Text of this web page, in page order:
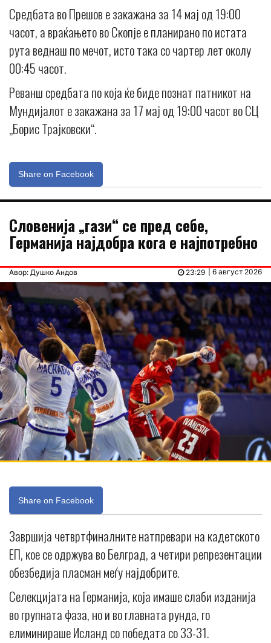
Средбата во Прешов е закажана за 14 мај од 19:00
часот, а враќањето во Скопје е планирано по истата
рута веднаш по мечот, исто така со чартер лет околу
00:45 часот.
Реванш средбата по која ќе биде познат патникот на
Мундијалот е закажана за 17 мај од 19:00 часот во СЦ
„Борис Трајковски“.
Share on Facebook
Словенија „гази“ се пред себе,
Германија најдобра кога е најпотребно
Авор: Душко Андов | 6 август 2026
23:29
Share on Facebook
Завршија четвртфиналните натпревари на кадетското
ЕП, кое се одржува во Белград, а четири репрезентации
обезбедија пласман меѓу најдобрите.
Селекцијата на Германија, која имаше слаби изданија
во групната фаза, но и во главната рунда, го
елиминираше Исланд со победата со 33-31.